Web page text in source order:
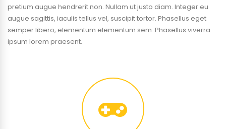
pretium augue hendrerit non. Nullam ut justo diam. Integer eu
augue sagittis, iaculis tellus vel, suscipit tortor. Phasellus eget
semper libero, elementum elementum sem. Phasellus viverra
ipsum lorem praesent.